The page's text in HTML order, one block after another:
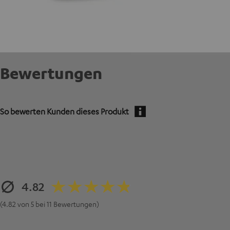
Bewertungen
So bewerten Kunden dieses Produkt
4.82
(4.82 von 5 bei 11 Bewertungen)